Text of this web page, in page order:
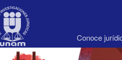
Conoce